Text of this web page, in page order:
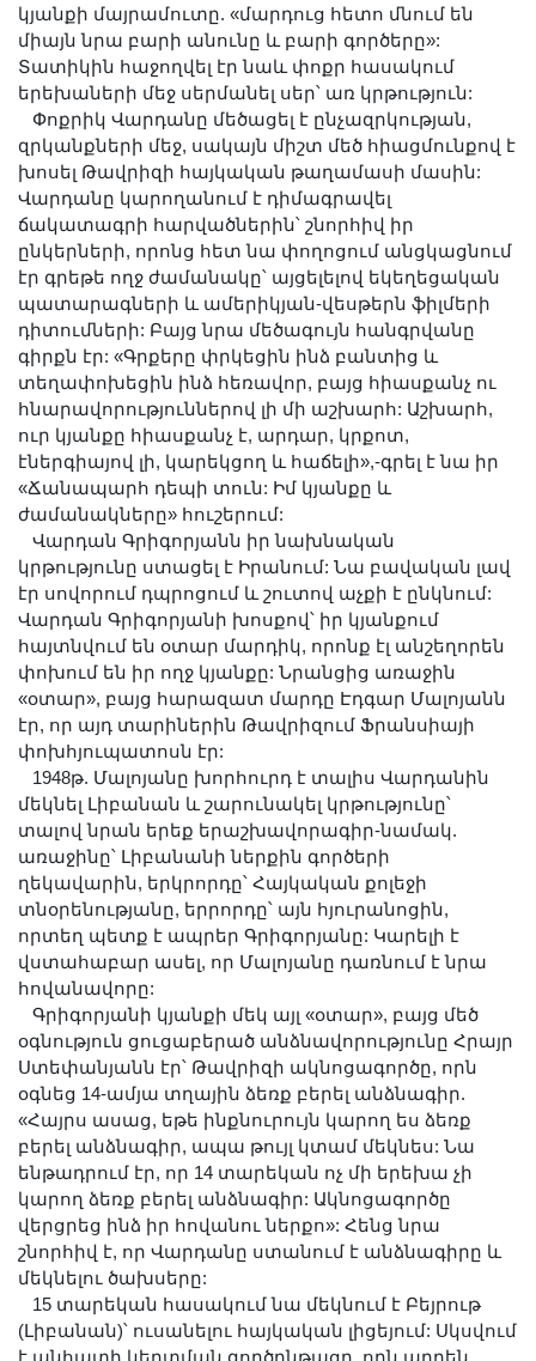
Գիտական արդյունքներ
Սփյուռքի գիտնականները
Երիտասարդ գիտնականի
ամբիոն
Մեր երախտավորները
Հայտարարություններ
Կայքի քարտեզ
Որոնում
կյանքի մայրամուտը. «մարդուց հետո մնում են
միայն նրա բարի անունը և բարի գործերը»:
Տատիկին հաջողվել էր նաև փոքր հասակում
երեխաների մեջ սերմանել սեր՝ առ կրթություն:
Փոքրիկ Վարդանը մեծացել է ընչազրկության,
զրկանքների մեջ, սակայն միշտ մեծ հիացմունքով է
խոսել Թավրիզի հայկական թաղամասի մասին:
Վարդանը կարողանում է դիմագրավել
ճակատագրի հարվածներին՝ շնորհիվ իր
ընկերների, որոնց հետ նա փողոցում անցկացնում
էր գրեթե ողջ ժամանակը՝ այցելելով եկեղեցական
պատարագների և ամերիկյան-վեսթերն ֆիլմերի
դիտումների: Բայց նրա մեծագույն հանգրվանը
գիրքն էր: «Գրքերը փրկեցին ինձ բանտից և
տեղափոխեցին ինձ հեռավոր, բայց հիասքանչ ու
հնարավորություններով լի մի աշխարհ: Աշխարհ,
ուր կյանքը հիասքանչ է, արդար, կրքոտ,
էներգիայով լի, կարեկցող և հաճելի»,-գրել է նա իր
«Ճանապարհ դեպի տուն: Իմ կյանքը և
ժամանակները» հուշերում:
Վարդան Գրիգորյանն իր նախնական
կրթությունը ստացել է Իրանում: Նա բավական լավ
էր սովորում դպրոցում և շուտով աչքի է ընկնում:
Վարդան Գրիգորյանի խոսքով՝ իր կյանքում
հայտնվում են օտար մարդիկ, որոնք էլ անշեղորեն
փոխում են իր ողջ կյանքը: Նրանցից առաջին
«օտար», բայց հարազատ մարդը Էդգար Մալոյանն
էր, որ այդ տարիներին Թավրիզում Ֆրանսիայի
փոխհյուպատոսն էր:
1948թ. Մալոյանը խորհուրդ է տալիս Վարդանին
մեկնել Լիբանան և շարունակել կրթությունը՝
տալով նրան երեք երաշխավորագիր-նամակ.
առաջինը՝ Լիբանանի ներքին գործերի
ղեկավարին, երկրորդը՝ Հայկական քոլեջի
տնօրենությանը, երրորդը՝ այն հյուրանոցին,
որտեղ պետք է ապրեր Գրիգորյանը: Կարելի է
վստահաբար ասել, որ Մալոյանը դառնում է նրա
հովանավորը:
Գրիգորյանի կյանքի մեկ այլ «օտար», բայց մեծ
օգնություն ցուցաբերած անձնավորությունը Հրայր
Ստեփանյանն էր՝ Թավրիզի ակնոցագործը, որն
օգնեց 14-ամյա տղային ձեռք բերել անձնագիր.
«Հայրս ասաց, եթե ինքնուրույն կարող ես ձեռք
բերել անձնագիր, ապա թույլ կտամ մեկնես: Նա
ենթադրում էր, որ 14 տարեկան ոչ մի երեխա չի
կարող ձեռք բերել անձնագիր: Ակնոցագործը
վերցրեց ինձ իր հովանու ներքո»: Հենց նրա
շնորհիվ է, որ Վարդանը ստանում է անձնագիրը և
մեկնելու ծախսերը:
15 տարեկան հասակում նա մեկնում է Բեյրութ
(Լիբանան)՝ ուսանելու հայկական լիցեյում: Սկսվում